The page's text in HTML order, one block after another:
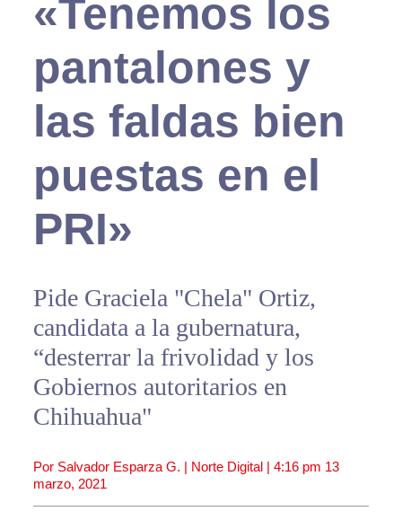
«Tenemos los
pantalones y
las faldas bien
puestas en el
PRI»
Pide Graciela "Chela" Ortiz,
candidata a la gubernatura,
“desterrar la frivolidad y los
Gobiernos autoritarios en
Chihuahua"
Por Salvador Esparza G. | Norte Digital | 4:16 pm 13
marzo, 2021